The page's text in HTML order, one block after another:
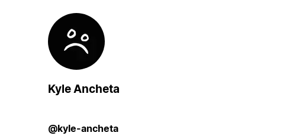
Kyle Ancheta
@kyle-ancheta